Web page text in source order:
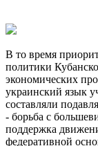
В то время
политики
экономических
украинский язык
составляли
- борьба с
поддержка
федеративной